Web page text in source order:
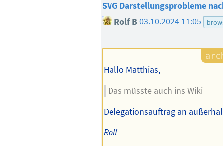
SVG Darstellungsprobleme
Rolf B03.10.2024 11:05
Hallo Matthias,
Das müsste auch ins Wiki
Delegationsauftrag an
Rolf